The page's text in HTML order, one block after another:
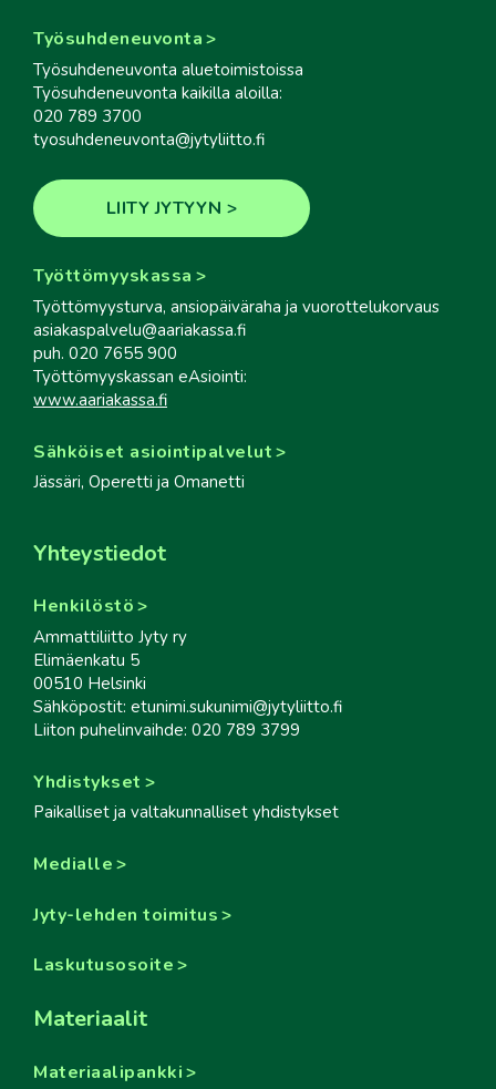
Työsuhdeneuvonta
Työsuhdeneuvonta aluetoimistoissa
Työsuhdeneuvonta kaikilla aloilla:
020 789 3700
tyosuhdeneuvonta@jytyliitto.fi
LIITY JYTYYN
Työttömyyskassa
Työttömyysturva, ansiopäiväraha ja vuorottelukorvaus
asiakaspalvelu@aariakassa.fi
puh. 020 7655 900
Työttömyyskassan eAsiointi:
www.aariakassa.fi
Sähköiset asiointipalvelut
Jässäri, Operetti ja Omanetti
Yhteystiedot
Henkilöstö
Ammattiliitto Jyty ry
Elimäenkatu 5
00510 Helsinki
Sähköpostit: etunimi.sukunimi@jytyliitto.fi
Liiton puhelinvaihde: 020 789 3799
Yhdistykset
Paikalliset ja valtakunnalliset yhdistykset
Medialle
Jyty-lehden toimitus
Laskutusosoite
Materiaalit
Materiaalipankki